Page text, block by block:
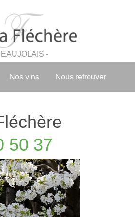
-
Nos vins Nous retrouver
50 37